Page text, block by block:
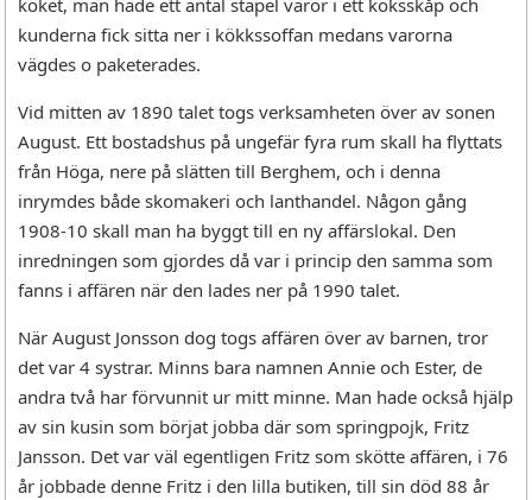
köket, man hade ett antal stapel varor i ett köksskåp och
kunderna fick sitta ner i kökkssoffan medans varorna
vägdes o paketerades.
Vid mitten av 1890 talet togs verksamheten över av sonen
August. Ett bostadshus på ungefär fyra rum skall ha flyttats
från Höga, nere på slätten till Berghem, och i denna
inrymdes både skomakeri och lanthandel. Någon gång
1908-10 skall man ha byggt till en ny affärslokal. Den
inredningen som gjordes då var i princip den samma som
fanns i affären när den lades ner på 1990 talet.
När August Jonsson dog togs affären över av barnen, tror
det var 4 systrar. Minns bara namnen Annie och Ester, de
andra två har förvunnit ur mitt minne. Man hade också hjälp
av sin kusin som börjat jobba där som springpojk, Fritz
Jansson. Det var väl egentligen Fritz som skötte affären, i 76
år jobbade denne Fritz i den lilla butiken, till sin död 88 år